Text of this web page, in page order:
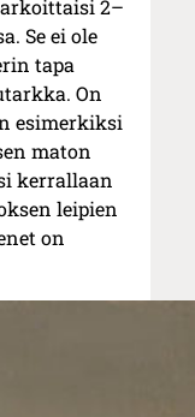
2–
Se ei ole
tapa
On
esimerkiksi
maton
kerrallaan
leipien
on